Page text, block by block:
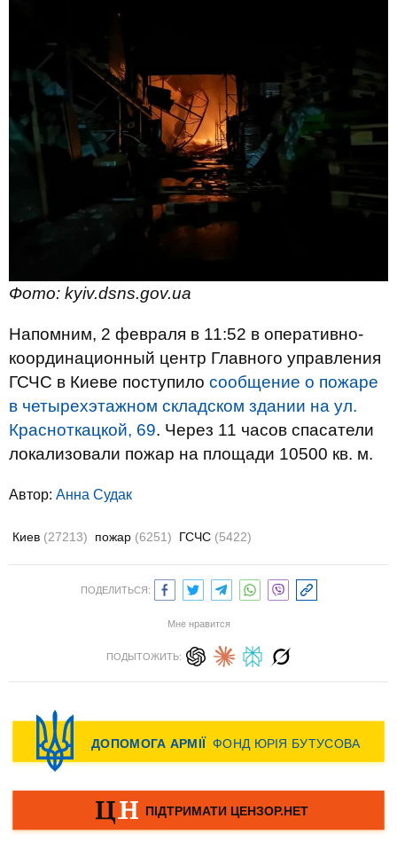
Фото: kyiv.dsns.gov.ua
Напомним, 2 февраля в 11:52 в оперативно-
координационный центр Главного управления
ГСЧС в Киеве поступило сообщение о пожаре
в четырехэтажном складском здании на ул.
Красноткацкой, 69. Через 11 часов спасатели
локализовали пожар на площади 10500 кв. м.
Автор: Анна Судак
Киев (27213) пожар (6251) ГСЧС (5422)
ПОДЕЛИТЬСЯ:
Мне нравится
ПОДЫТОЖИТЬ: